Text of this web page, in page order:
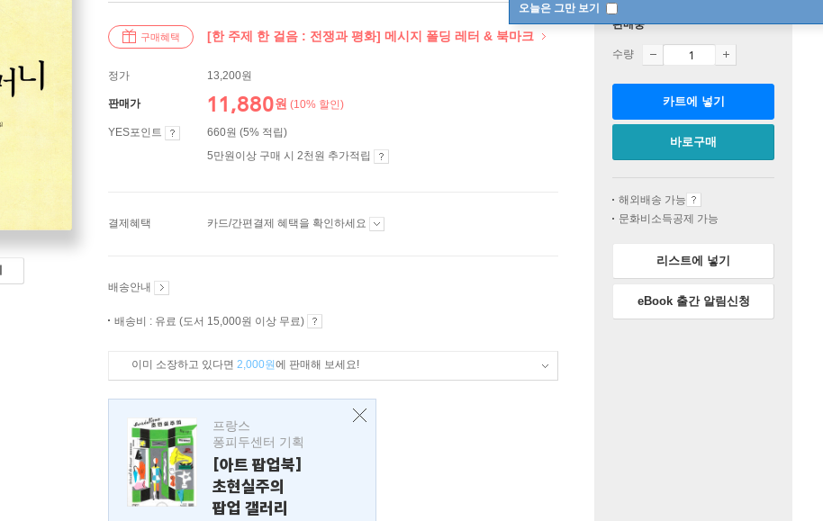
오늘은 그만 보기
구매혜택 [한 주제 한 걸음 : 전쟁과 평화] 메시지 폴딩 레터 & 북마크
정가 13,200원
판매가 11,880원 (10% 할인)
YES포인트
660원 (5% 적립)
5만원이상 구매 시 2천원 추가적립
결제혜택 카드/간편결제 혜택을 확인하세요
배송안내
배송비 : 유료 (도서 15,000원 이상 무료)
이미 소장하고 있다면 2,000원에 판매해 보세요!
프랑스
퐁피두센터 기획
[아트 팝업북]
초현실주의
팝업 갤러리
판매중
수량
카트에 넣기
바로구매
해외배송 가능
문화비소득공제 가능
리스트에 넣기
eBook 출간 알림신청